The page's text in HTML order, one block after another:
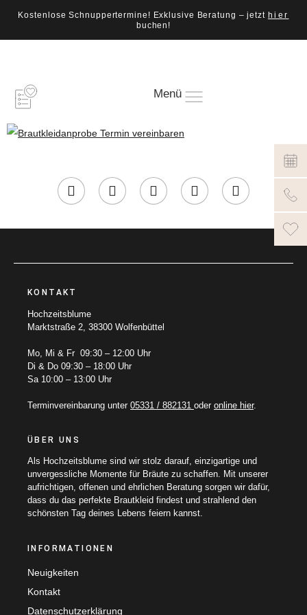
Kostenlose Schnuppertermine! Exklusive Beratung – jetzt hier
buchen!
Menü
KONTAKT
Hochzeitsblume
Marktstraße 2, 38300 Wolfenbüttel
Mo, Mi & Fr 09:30 – 12:00 Uhr
Di & Do 09:30 – 18:00 Uhr
Sa 10:00 – 13:00 Uhr
Terminvereinbarung unter 05331 / 882131 oder online hier.
ÜBER UNS
Als Hochzeitsblume sind wir stolz darauf, einzigartige und
unvergessliche Momente für Bräute zu schaffen. Mit unserer
aufrichtigen, offenen und ehrlichen Beratung sorgen wir dafür,
dass du das perfekte Brautkleid findest und strahlend den
schönsten Tag deines Lebens feiern kannst.
INFORMATIONEN
Neuigkeiten
Kontakt
Datenschutzerklärung